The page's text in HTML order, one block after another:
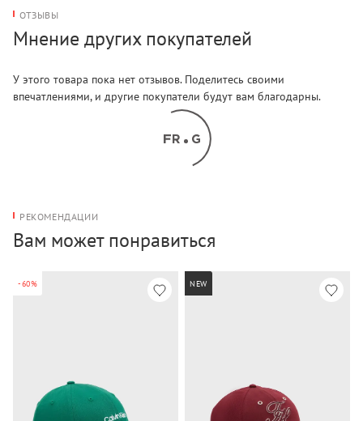
ОТЗЫВЫ
Мнение других покупателей
У этого товара пока нет отзывов. Поделитесь своими
впечатлениями, и другие покупатели будут вам благодарны.
РЕКОМЕНДАЦИИ
Вам может понравиться
-60% NEW